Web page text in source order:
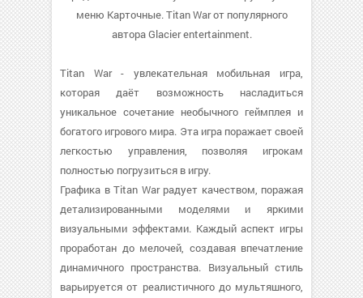
меню Карточные. Titan War от популярного
автора Glacier entertainment.
Titan War - увлекательная мобильная игра,
которая даёт возможность насладиться
уникальное сочетание необычного геймплея и
богатого игрового мира. Эта игра поражает своей
легкостью управления, позволяя игрокам
полностью погрузиться в игру.
Графика в Titan War радует качеством, поражая
детализированными моделями и яркими
визуальными эффектами. Каждый аспект игры
проработан до мелочей, создавая впечатление
динамичного пространства. Визуальный стиль
варьируется от реалистичного до мультяшного,